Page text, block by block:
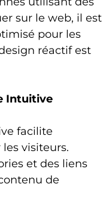
sur le web, il est
pour les
réactif est
Intuitive
facilite
visiteurs.
et des liens
de